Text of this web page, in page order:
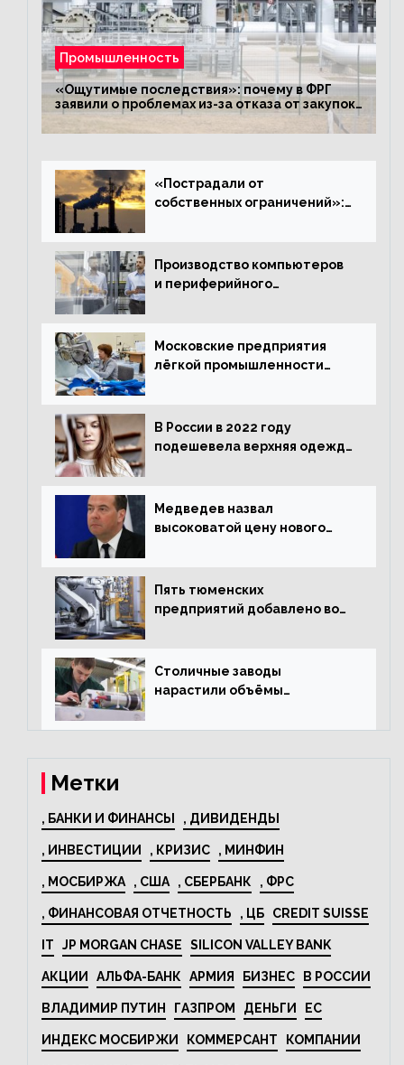
Промышленность
«Ощутимые последствия»: почему в ФРГ
заявили о проблемах из-за отказа от закупок
российского газа
«Пострадали от
собственных ограничений»:
промышленности
Производство компьютеров
и периферийного
Московские предприятия
лёгкой промышленности
В России в 2022 году
подешевела верхняя одежда
Медведев назвал
высоковатой цену нового
Пять тюменских
предприятий добавлено во
туризма
Столичные заводы
нарастили объёмы
электрооборудования на
Метки
, БАНКИ И ФИНАНСЫ , ДИВИДЕНДЫ
, ИНВЕСТИЦИИ , КРИЗИС , МИНФИН
, МОСБИРЖА , США , СБЕРБАНК , ФРС
, ФИНАНСОВАЯ ОТЧЕТНОСТЬ , ЦБ CREDIT SUISSE
IT JP MORGAN CHASE SILICON VALLEY BANK
АКЦИИ АЛЬФА-БАНК АРМИЯ БИЗНЕС В РОССИИ
ВЛАДИМИР ПУТИН ГАЗПРОМ ДЕНЬГИ ЕС
ИНДЕКС МОСБИРЖИ КОММЕРСАНТ КОМПАНИИ